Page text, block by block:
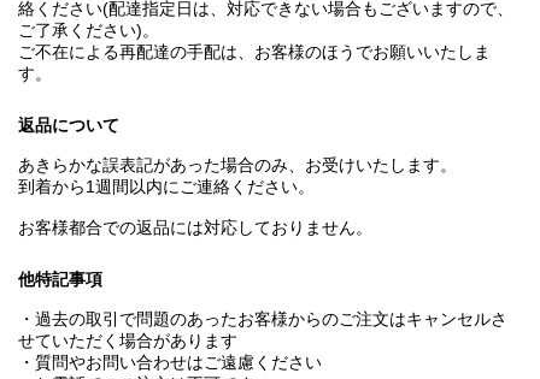
絡ください(配達指定日は、対応できない場合もございますので、
ご了承ください)。
ご不在による再配達の手配は、お客様のほうでお願いいたしま
す。
返品について
あきらかな誤表記があった場合のみ、お受けいたします。
到着から1週間以内にご連絡ください。
お客様都合での返品には対応しておりません。
他特記事項
・過去の取引で問題のあったお客様からのご注文はキャンセルさ
せていただく場合があります
・質問やお問い合わせはご遠慮ください